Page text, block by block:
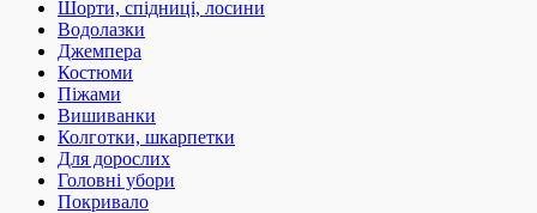
Шорти, спідниці, лосини
Водолазки
Джемпера
Костюми
Піжами
Вишиванки
Колготки, шкарпетки
Для дорослих
Головні убори
Покривало